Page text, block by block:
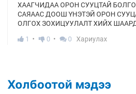
ХААГЧИДАА ОРОН СУУЦТАЙ
САЯААС ДООШ ҮНЭТЭЙ ОРОН
ОЛГОХ ЗОХИЦУУЛАЛТ ХИЙХ
1
0 0 Хариулах
Холбоотой мэдээ